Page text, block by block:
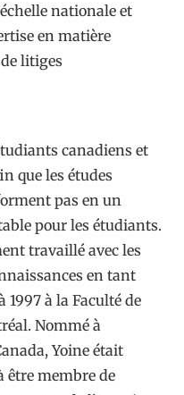
nationale et
en matière
litiges
canadiens et
que les études
pas en un
pour les étudiants.
travaillé avec les
en tant
1997 à la Faculté de
Nommé à
Yoine était
être membre de